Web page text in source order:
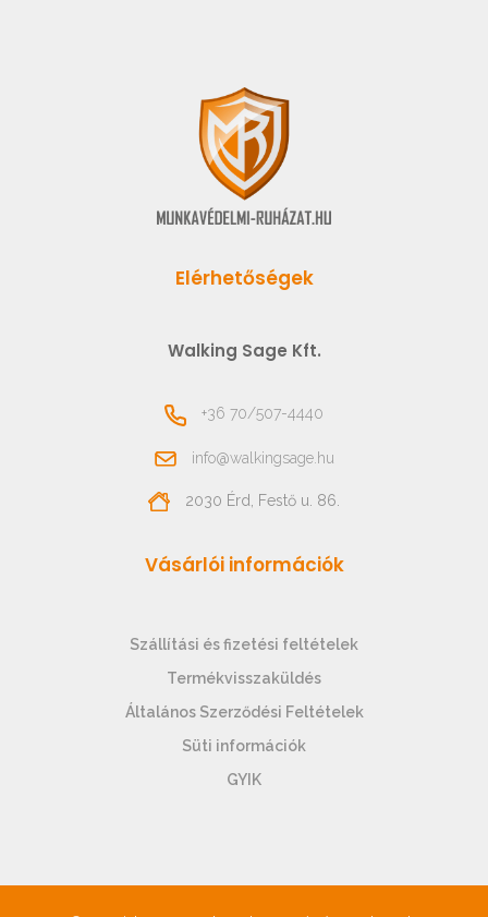
Elérhetőségek
Walking Sage Kft.
+36 70/507-4440
info@walkingsage.hu
2030 Érd, Festő u. 86.
Vásárlói információk
Szállítási és fizetési feltételek
Termékvisszaküldés
Általános Szerződési Feltételek
Süti információk
GYIK